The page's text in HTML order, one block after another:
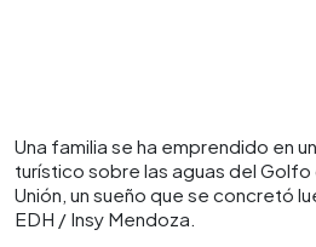
Una familia se ha emprendido en
turístico sobre las aguas del Golfo
Unión, un sueño que se concretó
EDH / Insy Mendoza.